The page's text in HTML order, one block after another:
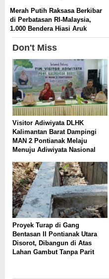
Merah Putih Raksasa Berkibar
di Perbatasan RI-Malaysia,
1.000 Bendera Hiasi Aruk
Don't Miss
Visitor Adiwiyata DLHK
Kalimantan Barat Dampingi
MAN 2 Pontianak Melaju
Menuju Adiwiyata Nasional
Proyek Turap di Gang
Bentasan II Pontianak Utara
Disorot, Dibangun di Atas
Lahan Gambut Tanpa Parit